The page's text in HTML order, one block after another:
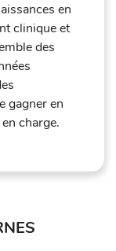
en
clinique et
des
gagner en
charge.